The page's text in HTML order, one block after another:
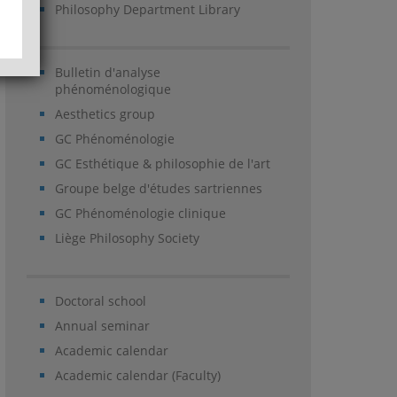
Philosophy Department Library
Bulletin d'analyse
phénoménologique
Aesthetics group
GC Phénoménologie
GC Esthétique & philosophie de l'art
Groupe belge d'études sartriennes
GC Phénoménologie clinique
Liège Philosophy Society
Doctoral school
Annual seminar
Academic calendar
Academic calendar (Faculty)